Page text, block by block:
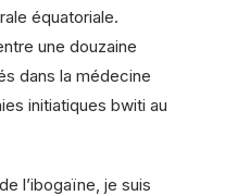
équatoriale.
une douzaine
dans la médecine
initiatiques bwiti au
l’ibogaïne, je suis